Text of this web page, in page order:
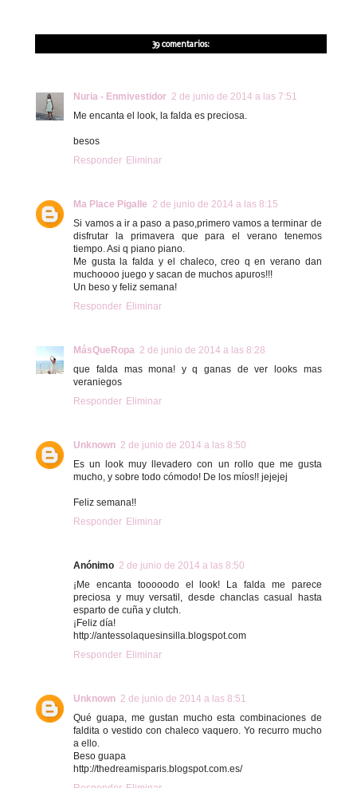
39 comentarios:
Nuria - Enmivestidor 2 de junio de 2014 a las 7:51
Me encanta el look, la falda es preciosa.
besos
Responder Eliminar
Ma Place Pigalle 2 de junio de 2014 a las 8:15
Si vamos a ir a paso a paso,primero vamos a terminar de
disfrutar la primavera que para el verano tenemos
tiempo. Asi q piano piano.
Me gusta la falda y el chaleco, creo q en verano dan
muchoooo juego y sacan de muchos apuros!!!
Un beso y feliz semana!
Responder Eliminar
MásQueRopa 2 de junio de 2014 a las 8:28
que falda mas mona! y q ganas de ver looks mas
veraniegos
Responder Eliminar
Unknown 2 de junio de 2014 a las 8:50
Es un look muy llevadero con un rollo que me gusta
mucho, y sobre todo cómodo! De los míos!! jejejej
Feliz semana!!
Responder Eliminar
Anónimo 2 de junio de 2014 a las 8:50
¡Me encanta tooooodo el look! La falda me parece
preciosa y muy versatil, desde chanclas casual hasta
esparto de cuña y clutch.
¡Feliz día!
http://antessolaquesinsilla.blogspot.com
Responder Eliminar
Unknown 2 de junio de 2014 a las 8:51
Qué guapa, me gustan mucho esta combinaciones de
faldita o vestido con chaleco vaquero. Yo recurro mucho
a ello.
Beso guapa
http://thedreamisparis.blogspot.com.es/